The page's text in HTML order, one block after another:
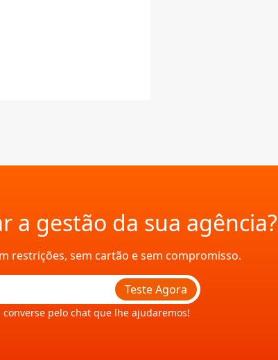
a gestão da sua agência?
restrições, sem cartão e sem compromisso.
Teste Agora
pelo chat que lhe ajudaremos!